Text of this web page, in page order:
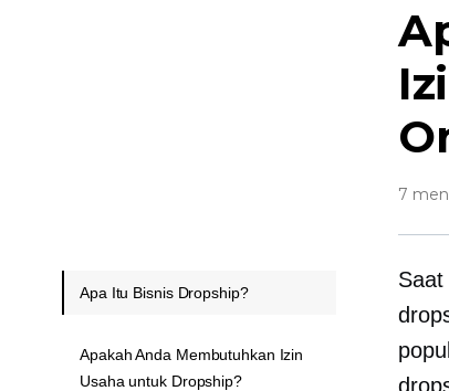
7
Saat
Apa Itu Bisnis Dropship?
Apakah Anda Membutuhkan Izin
Usaha untuk Dropship?